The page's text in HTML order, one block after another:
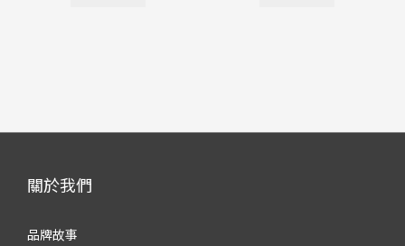
關於我們
品牌故事